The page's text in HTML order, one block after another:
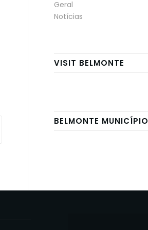
Geral
Notícias
VISIT BELMONTE
BELMONTE MUNICÍPIO